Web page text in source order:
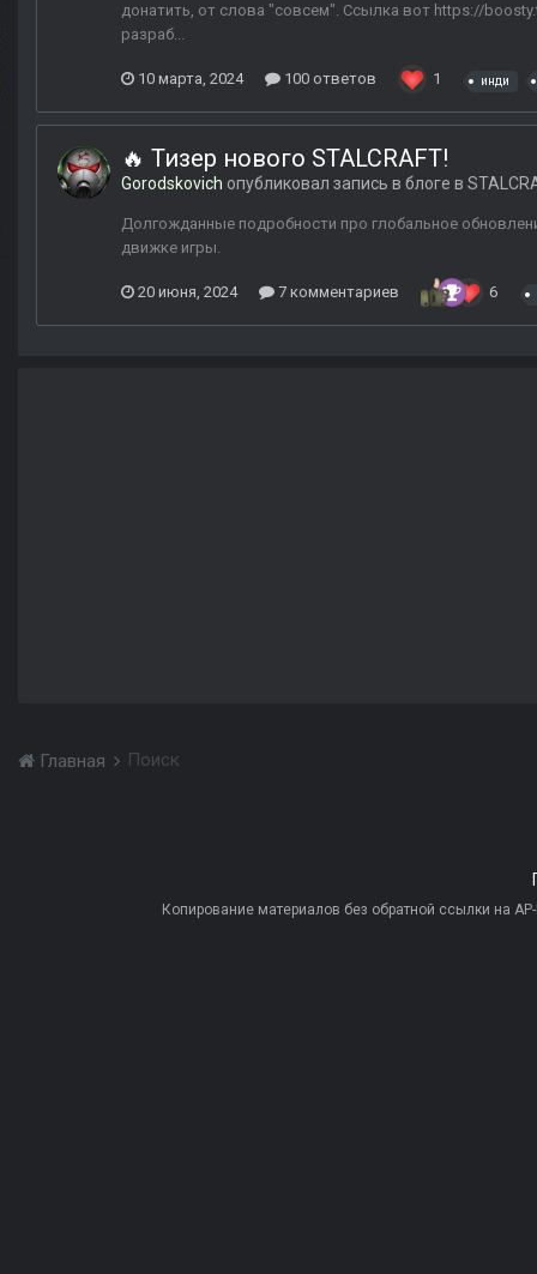
донатить, от слова "совсем". Ссылка вот https://
разраб...
10 марта, 2024 100 ответов 1 инди
🔥 Тизер нового STALCRAFT!
Gorodskovich опубликовал запись в блоге в
Долгожданные подробности про глобальное
движке игры.
20 июня, 2024 7 комментариев 6
Главная Поиск
Копирование материалов без обратной ссылки на